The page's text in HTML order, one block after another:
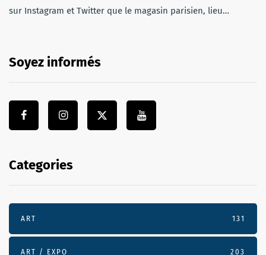
sur Instagram et Twitter que le magasin parisien, lieu…
Soyez informés
Categories
ART 131
ART / EXPO 203